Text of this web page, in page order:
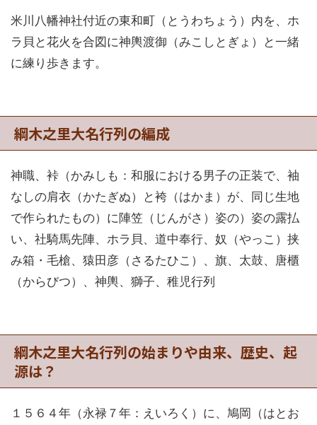
米川八幡神社付近の東和町（とうわちょう）内を、ホ
ラ貝と花火を合図に神輿渡御（みこしとぎょ）と一緒
に練り歩きます。
綱木之里大名行列の編成
神職、裃（かみしも：和服における男子の正装で、袖
なしの肩衣（かたぎぬ）と袴（はかま）が、同じ生地
で作られたもの）に陣笠（じんがさ）姿の）姿の露払
い、社騎馬先陣、ホラ貝、道中奉行、奴（やっこ）挟
み箱・毛槍、猿田彦（さるたひこ）、旗、太鼓、唐櫃
（からびつ）、神輿、獅子、稚児行列
綱木之里大名行列の始まりや由来、歴史、起
源は？
１５６４年（永禄７年：えいろく）に、鳩岡（はとお